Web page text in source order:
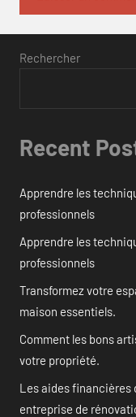
Rechercher
Recent
Apprendre les
professionnels
Apprendre les
professionnels
Transformez votre
maison essentiels.
Comment les bons
votre propriété.
Les aides financières
entreprise de